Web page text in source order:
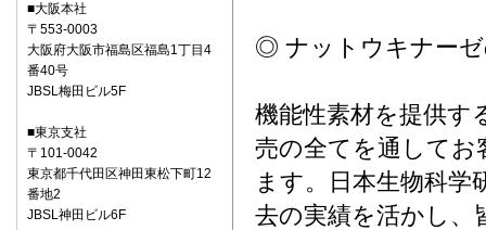
◎ ナットウキナー
機能性素材を提供す
売の全てを通して
ます。日本生物科
去の実績を活かし、
■大阪本社
〒553-0003
大阪府大阪市福島区福島1丁目4
番40号
JBSL梅田ビル5F
■東京支社
〒101-0042
東京都千代田区神田東松下町12
番地2
JBSL神田ビル6F